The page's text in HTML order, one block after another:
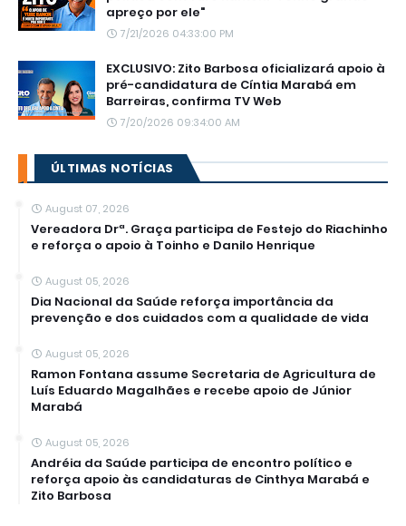
apreço por ele"
7/21/2026 04:33:00 PM
EXCLUSIVO: Zito Barbosa oficializará apoio à
pré-candidatura de Cíntia Marabá em
Barreiras, confirma TV Web
7/20/2026 09:34:00 AM
ÚLTIMAS NOTÍCIAS
August 07, 2026
Vereadora Drª. Graça participa de Festejo do Riachinho
e reforça o apoio à Toinho e Danilo Henrique
August 05, 2026
Dia Nacional da Saúde reforça importância da
prevenção e dos cuidados com a qualidade de vida
August 05, 2026
Ramon Fontana assume Secretaria de Agricultura de
Luís Eduardo Magalhães e recebe apoio de Júnior
Marabá
August 05, 2026
Andréia da Saúde participa de encontro político e
reforça apoio às candidaturas de Cinthya Marabá e
Zito Barbosa